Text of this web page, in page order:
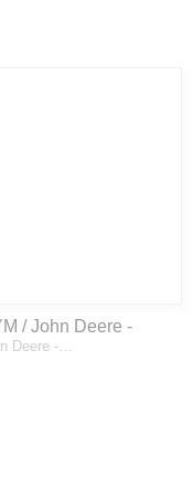
/ John Deere -
Deere -…